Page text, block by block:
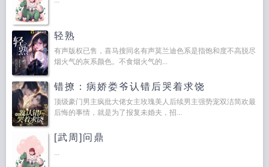
轻熟
有声版权已售，喜马搜同名有声莫兰迪色系是指饱和度不高脱尽
烟火气的灰系颜色。不食烟火气的...
错撩：病娇娄爷认错后哭着求饶
顶级豪门男主疯批大佬女主玫瑰美人后续男主强势宠双洁简欢最
后悔的事情，就是为了报复未婚夫，招...
[武周]问鼎